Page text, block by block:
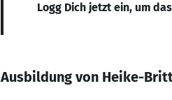
Logg Dich jetzt ein, um
Ausbildung von Heike-